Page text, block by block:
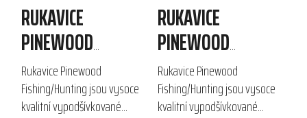
RUKAVICE
PINEWOOD
FISHING/HUNTING
Rukavice Pinewood
Fishing/Hunting jsou vysoce
kvalitní vypodšívkované
RUKAVICE
PINEWOOD
FISHING/HUNTING
Rukavice Pinewood
Fishing/Hunting jsou vysoce
kvalitní vypodšívkované